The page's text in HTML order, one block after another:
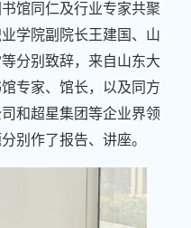
馆同仁及行业专家共聚
学院副院长王建国、山
分别致辞，来自山东大
专家、馆长，以及同方
和超星集团等企业界领
别作了报告、讲座。